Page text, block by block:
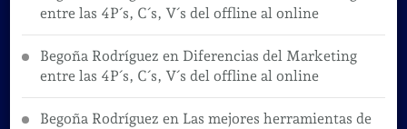
entre las 4P´s, C´s, V´s del offline al online
Begoña Rodríguez en Diferencias del Marketing
entre las 4P´s, C´s, V´s del offline al online
Begoña Rodríguez en Las mejores herramientas de